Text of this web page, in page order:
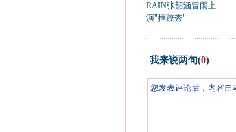
RAIN张韶涵冒雨上
演"摔跤秀"
我来说两句(0)